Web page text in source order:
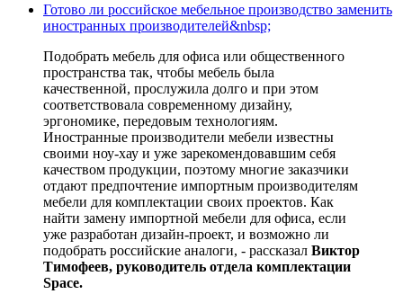
Готово ли российское мебельное производство заменить
иностранных производителей&nbsp;
Подобрать мебель для офиса или общественного
пространства так, чтобы мебель была
качественной, прослужила долго и при этом
соответствовала современному дизайну,
эргономике, передовым технологиям.
Иностранные производители мебели известны
своими ноу-хау и уже зарекомендовавшим себя
качеством продукции, поэтому многие заказчики
отдают предпочтение импортным производителям
мебели для комплектации своих проектов. Как
найти замену импортной мебели для офиса, если
уже разработан дизайн-проект, и возможно ли
подобрать российские аналоги, - рассказал Виктор
Тимофеев, руководитель отдела комплектации
Space.